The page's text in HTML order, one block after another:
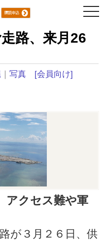
路、来月26
｜写真 [会員向け]
アクセス難や軍
が３月２６日、供